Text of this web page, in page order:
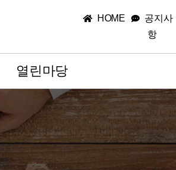
HOME
공지사
항
열린마당
영상
생산품